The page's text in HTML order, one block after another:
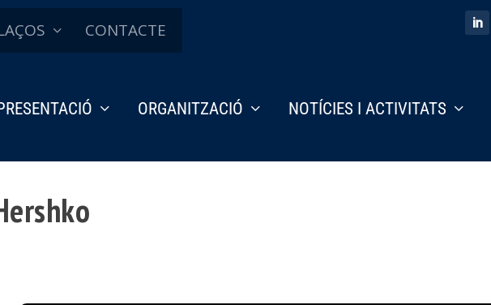
CONTACTE
ORGANITZACIÓ NOTÍCIES I ACTIVITATS